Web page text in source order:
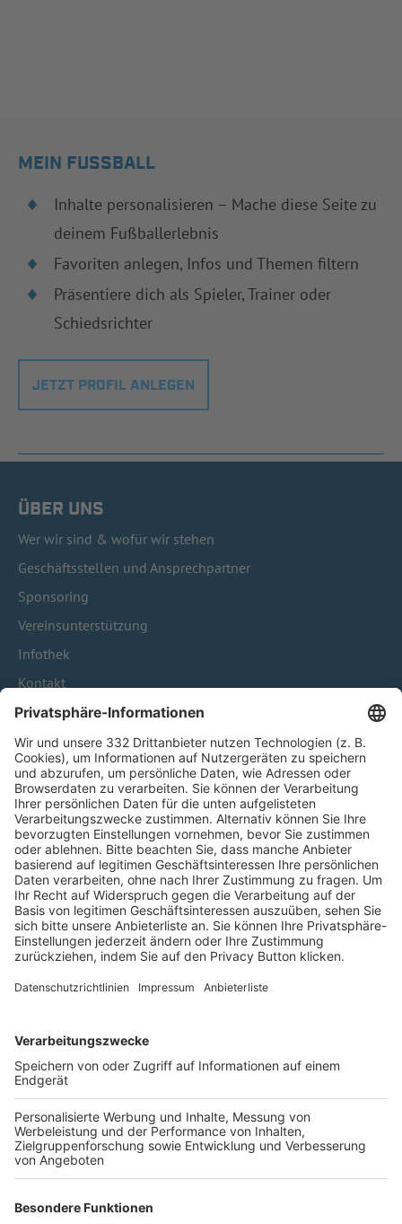
MEIN FUSSBALL
Inhalte personalisieren – Mache diese Seite zu
deinem Fußballerlebnis
Favoriten anlegen, Infos und Themen filtern
Präsentiere dich als Spieler, Trainer oder
Schiedsrichter
JETZT PROFIL ANLEGEN
ÜBER UNS
Wer wir sind & wofür wir stehen
Geschäftsstellen und Ansprechpartner
Sponsoring
Vereinsunterstützung
Infothek
Kontakt
HÄUFIG BESUCHTE SEITEN
Pässe und Vereinswechsel
Trainerausbildung
Schulungsangebot Vereinsmitarbeiter
BFV-Geschäftsstellen
Trainerbörse
Login SpielPlus
FOLGE DEM BFV
TOP-VEREINE
TOP-PARTNER